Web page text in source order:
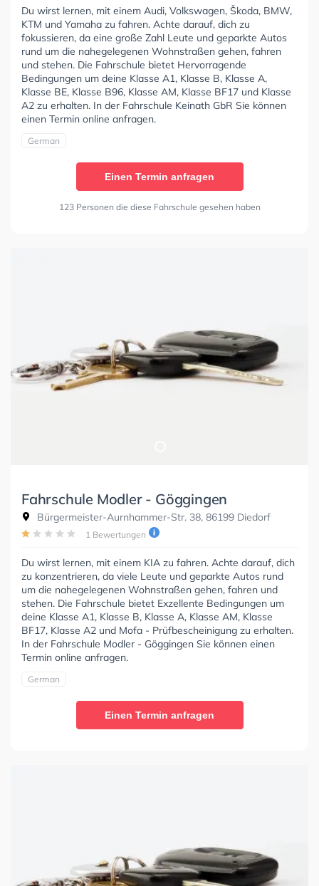
Du wirst lernen, mit einem Audi, Volkswagen, Škoda, BMW,
KTM und Yamaha zu fahren. Achte darauf, dich zu
fokussieren, da eine große Zahl Leute und geparkte Autos
rund um die nahegelegenen Wohnstraßen gehen, fahren
und stehen. Die Fahrschule bietet Hervorragende
Bedingungen um deine Klasse A1, Klasse B, Klasse A,
Klasse BE, Klasse B96, Klasse AM, Klasse BF17 und Klasse
A2 zu erhalten. In der Fahrschule Keinath GbR Sie können
einen Termin online anfragen.
German
Einen Termin anfragen
123 Personen die diese Fahrschule gesehen haben
Fahrschule Modler - Göggingen
Bürgermeister-Aurnhammer-Str. 38, 86199 Diedorf
1 Bewertungen
Du wirst lernen, mit einem KIA zu fahren. Achte darauf, dich
zu konzentrieren, da viele Leute und geparkte Autos rund
um die nahegelegenen Wohnstraßen gehen, fahren und
stehen. Die Fahrschule bietet Exzellente Bedingungen um
deine Klasse A1, Klasse B, Klasse A, Klasse AM, Klasse
BF17, Klasse A2 und Mofa - Prüfbescheinigung zu erhalten.
In der Fahrschule Modler - Göggingen Sie können einen
Termin online anfragen.
German
Einen Termin anfragen